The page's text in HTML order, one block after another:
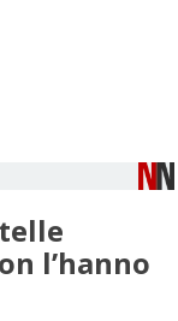
l’hanno